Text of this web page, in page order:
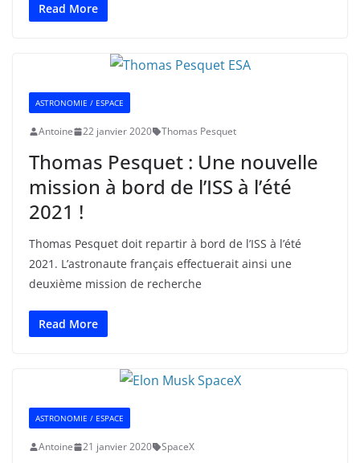
Read More
ASTRONOMIE / ESPACE
Antoine 22 janvier 2020 Thomas Pesquet
Thomas Pesquet : Une nouvelle
mission à bord de l’ISS à l’été
2021 !
Thomas Pesquet doit repartir à bord de l’ISS à l’été
2021. L’astronaute français effectuerait ainsi une
deuxième mission de recherche
Read More
ASTRONOMIE / ESPACE
Antoine 21 janvier 2020 SpaceX